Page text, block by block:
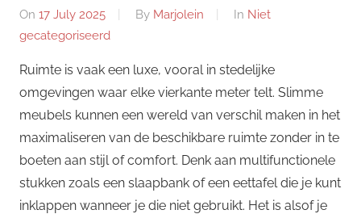
On 17 July 2025 By Marjolein In Niet
gecategoriseerd
Ruimte is vaak een luxe, vooral in stedelijke
omgevingen waar elke vierkante meter telt. Slimme
meubels kunnen een wereld van verschil maken in het
maximaliseren van de beschikbare ruimte zonder in te
boeten aan stijl of comfort. Denk aan multifunctionele
stukken zoals een slaapbank of een eettafel die je kunt
inklappen wanneer je die niet gebruikt. Het is alsof je